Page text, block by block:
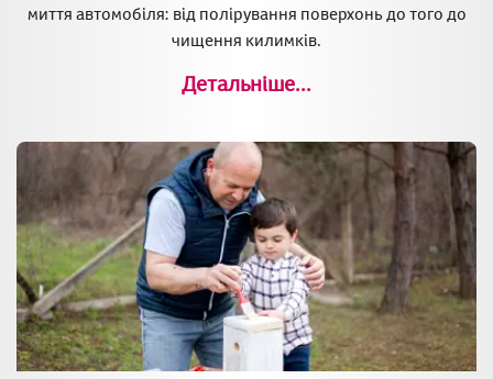
миття автомобіля: від полірування поверхонь до того до
чищення килимків.
Детальніше...